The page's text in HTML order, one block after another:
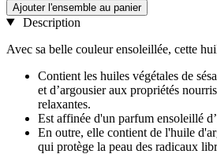
Ajouter l'ensemble au panier
Description
Avec sa belle couleur ensoleillée, cette
Contient les huiles végétales de
et d’argousier aux propriétés
relaxantes.
Est affinée d'un parfum ensoleillé
En outre, elle contient de l'huile
qui protège la peau des radicaux